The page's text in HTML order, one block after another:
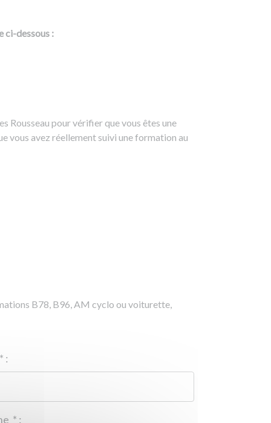
ci-dessous :
Rousseau pour vérifier que vous êtes une
vous avez réellement suivi une formation au
B78, B96, AM cyclo ou voiturette,
* :
* :